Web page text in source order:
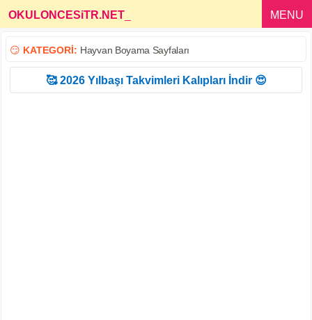
OKULONCESiTR.NET MENU
😏 KATEGORİ: Hayvan Boyama Sayfaları
🥰 2026 Yılbaşı Takvimleri Kalıpları İndir 😍